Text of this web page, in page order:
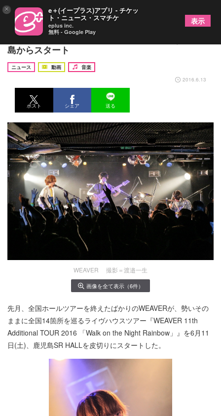
WEAVER 全国ライヴハウスツアーを初となる鹿児
島からスタート
ニュース 動画
音楽
2016.6.13
ポスト シェア 送る
WEAVER 撮影＝渡邉一生
画像を全て表示（6件）
先月、全国ホールツアーを終えたばかりのWEAVERが、勢いその
ままに全国14箇所を巡るライヴハウスツアー『WEAVER 11th
Additional TOUR 2016 「Walk on the Night Rainbow」』を6月11
日(土)、鹿児島SR HALLを皮切りにスタートした。
× e＋(イープラス)アプリ - チケッ
ト・ニュース・スマチケ
eplus inc.
無料 - Google Play
表示